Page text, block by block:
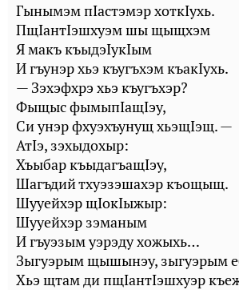
Гынымэм пIастэмэр хоткIухь.
ПщIантIэшхуэм шы щыщхэм
Я макъ къыдэIукIым
И гъунэр хьэ къугъхэм къакIухь.
— Зэхэфхрэ хьэ къугъхэр?
Фыщыс фымыпIащIэу,
Си унэр фхуэхъунущ хьэщIэщ. —
АтIэ, зэхыдохыр:
Хъыбар къыдагъащIэу,
Шагъдий тхуэзэшахэр къощыщ.
Шууейхэр щIокIыжыр:
Шууейхэр зэманым
И гъуэзым уэрэду хожыхь…
Зыгуэрым щышынэу, зыгуэрым
Хьэ щтам ди пщIантIэшхуэр